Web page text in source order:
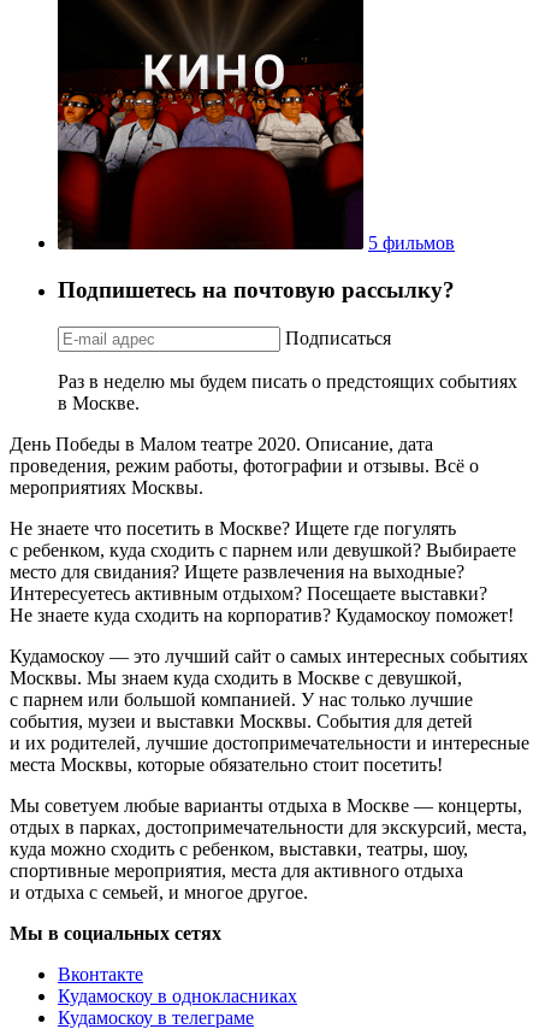
5 фильмов
Подпишетесь на почтовую рассылку?
Подписаться
Раз в неделю мы будем писать о предстоящих событиях
в Москве.
День Победы в Малом театре 2020. Описание, дата
проведения, режим работы, фотографии и отзывы. Всё о
мероприятиях Москвы.
Не знаете что посетить в Москве? Ищете где погулять
с ребенком, куда сходить с парнем или девушкой? Выбираете
место для свидания? Ищете развлечения на выходные?
Интересуетесь активным отдыхом? Посещаете выставки?
Не знаете куда сходить на корпоратив? Кудамоскоу поможет!
Кудамоскоу — это лучший сайт о самых интересных событиях
Москвы. Мы знаем куда сходить в Москве с девушкой,
с парнем или большой компанией. У нас только лучшие
события, музеи и выставки Москвы. События для детей
и их родителей, лучшие достопримечательности и интересные
места Москвы, которые обязательно стоит посетить!
Мы советуем любые варианты отдыха в Москве — концерты,
отдых в парках, достопримечательности для экскурсий, места,
куда можно сходить с ребенком, выставки, театры, шоу,
спортивные мероприятия, места для активного отдыха
и отдыха с семьей, и многое другое.
Мы в социальных сетях
Вконтакте
Кудамоскоу в однокласниках
Кудамоскоу в телеграме